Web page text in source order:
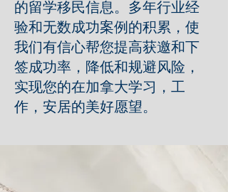
的留学移民信息。多年行业经
验和无数成功案例的积累，使
我们有信心帮您提高获邀和下
签成功率，降低和规避风险，
实现您的在加拿大学习，工
作，安居的美好愿望。